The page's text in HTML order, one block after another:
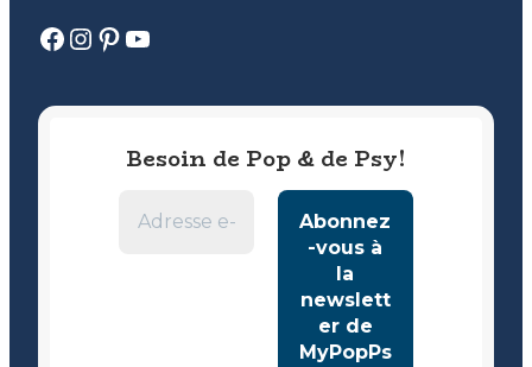
Facebook Instagram Pinterest YouTube
Besoin de Pop & de Psy!